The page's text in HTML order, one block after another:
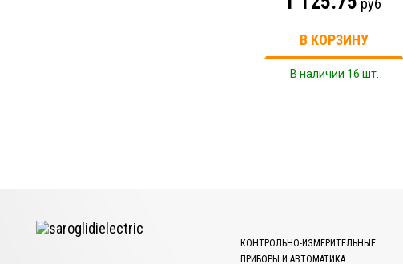
руб
В КОРЗИНУ
В наличии 16 шт.
КОНТРОЛЬНО-ИЗМЕРИТЕЛЬНЫЕ
ПРИБОРЫ И АВТОМАТИКА